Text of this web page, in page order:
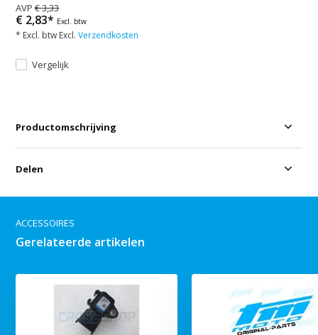
AVP€ 3,33
€ 2,83* Excl. btw
* Excl. btw Excl.Verzendkosten
Vergelijk
Productomschrijving
Delen
ACCESSOIRES
Gerelateerde artikelen